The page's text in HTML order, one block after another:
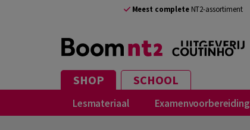
Meest completeNT2-assortiment
SHOP SCHOOL
Lesmateriaal Examenvoorbereiding